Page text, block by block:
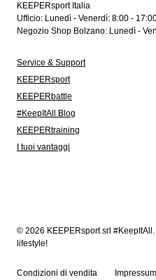
KEEPERsport Italia
Ufficio: Lunedì - Venerdì: 8:00 -
Negozio Shop Bolzano: Lunedì -
Service & Support
KEEPERsport
KEEPERbattle
#KeepItAll Blog
KEEPERtraining
I tuoi vantaggi
© 2026 KEEPERsport srl
lifestyle!
Condizioni di vendita Impressum